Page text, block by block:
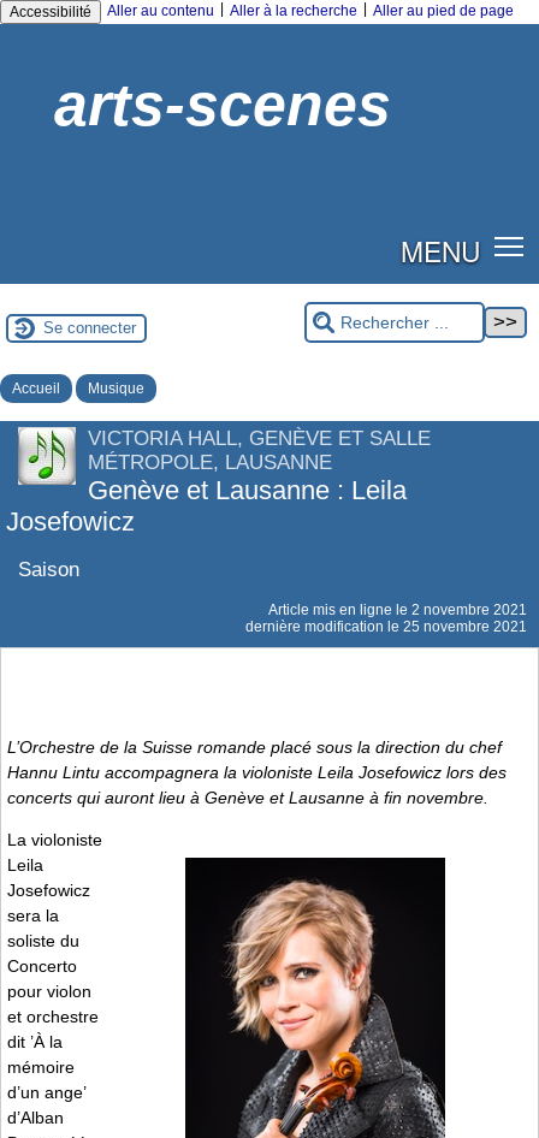
Accessibilité Aller au contenu Aller à la recherche Aller au pied de page
arts-scenes
MENU
Se connecter
Accueil Musique
VICTORIA HALL, GENÈVE ET SALLE
MÉTROPOLE, LAUSANNE
Genève et Lausanne : Leila
Josefowicz
Saison
Article mis en ligne le 2 novembre 2021
dernière modification le 25 novembre 2021
L’Orchestre de la Suisse romande placé sous la direction du chef
Hannu Lintu accompagnera la violoniste Leila Josefowicz lors des
concerts qui auront lieu à Genève et Lausanne à fin novembre.
La violoniste
Leila
Josefowicz
sera la
soliste du
Concerto
pour violon
et orchestre
dit ’À la
mémoire
d’un ange’
d’Alban